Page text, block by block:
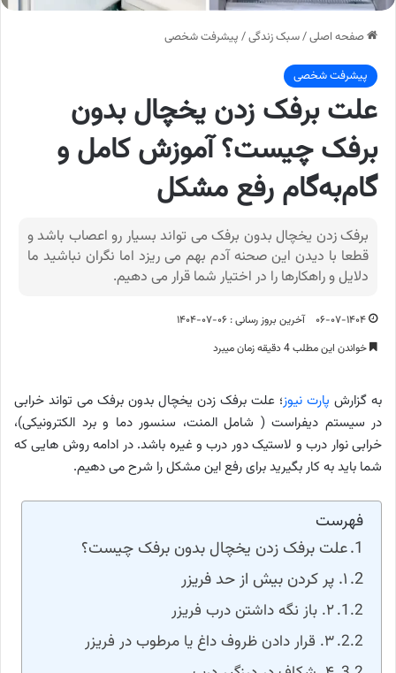
صفحه اصلی/سبک زندگی/ پیشرفت شخصی
پیشرفت شخصی
علت برفک زدن یخچال بدون
برفک چیست؟ آموزش کامل و
گام‌به‌گام رفع مشکل
برفک زدن یخچال بدون برفک می تواند بسیار رو اعصاب باشد و
قطعا با دیدن این صحنه آدم بهم می ریزد اما نگران نباشید ما
دلایل و راهکارها را در اختیار شما قرار می دهیم.
۰۶-۰۷-۱۴۰۴
آخرین بروز رسانی : ۰۶-۰۷-۱۴۰۴
خواندن این مطلب 4 دقیقه زمان میبرد
به گزارش پارت نیوز؛ علت برفک زدن یخچال بدون برفک می تواند خرابی
در سیستم دیفراست ( شامل المنت، سنسور دما و برد الکترونیکی)،
خرابی نوار درب و لاستیک دور درب و غیره باشد. در ادامه روش هایی که
شما باید به کار بگیرید برای رفع این مشکل را شرح می دهیم.
فهرست
علت برفک زدن یخچال بدون برفک چیست؟
۱. پر کردن بیش از حد فریزر
۲. باز نگه داشتن درب فریزر
۳. قرار دادن ظروف داغ یا مرطوب در فریزر